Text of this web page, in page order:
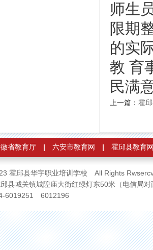
师生
限期
的实
教 育
民满
上一篇： 霍
省教育厅 | 六安市教育网 | 霍邱县教育
霍邱县华宇职业培训学校 All Rights
县城关镇城隍庙大街红绿灯东50米（电信局对
6019251 6012196